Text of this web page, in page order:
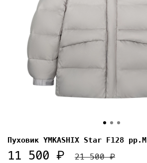
Пуховик YMKASHIX Star F128 рр.М
11 500 ₽ 21 500 ₽